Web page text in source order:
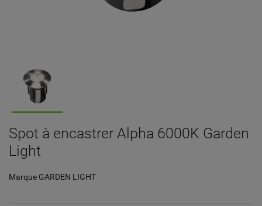
Spot à encastrer Alpha 6000K Garden
Light
Marque GARDEN LIGHT